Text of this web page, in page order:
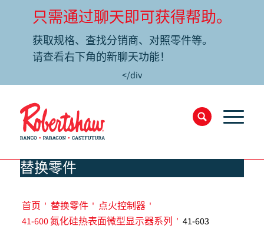
只需通过聊天即可获得帮助。
获取规格、查找分销商、对照零件等。
请查看右下角的新聊天功能！
</div
替换零件
首页 ' 替换零件 ' 点火控制器 '
41-600 氮化硅热表面微型显示器系列 ' 41-603